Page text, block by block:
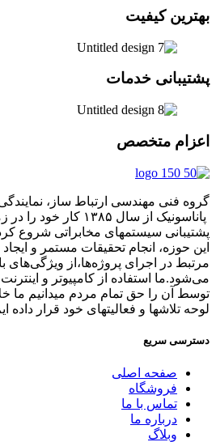
بهترین کیفیت
پشتیبانی خدمات
اعزام متخصص
گروه فنی مهندسی ارتباط ساز،
پاناسونیک از سال ۱۳۸۵
پشتیبانی سیستمهای مخابراتی شروع
این حوزه، انجام تحقیقات مستمر و
مرتبط در اجرای پروژه‌ها،از
می‌شود.ما استفاده از کامپیوتر و
توسط آن را حق تمام مردم میدانیم ما
لوحه تلاشها و فعالیتهای خود قرار داده
دسترسی سریع
صفحه اصلی
فروشگاه
تماس با ما
درباره ما
وبلاگ